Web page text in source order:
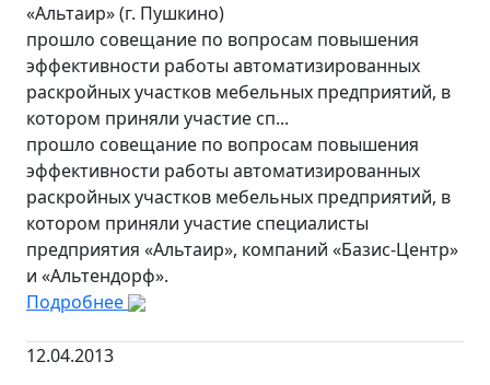
«Альтаир» (г. Пушкино)
прошло совещание по вопросам повышения
эффективности работы автоматизированных
раскройных участков мебельных предприятий, в
котором приняли участие сп...
прошло совещание по вопросам повышения
эффективности работы автоматизированных
раскройных участков мебельных предприятий, в
котором приняли участие специалисты
предприятия «Альтаир», компаний «Базис-Центр»
и «Альтендорф».
Подробнее
12.04.2013